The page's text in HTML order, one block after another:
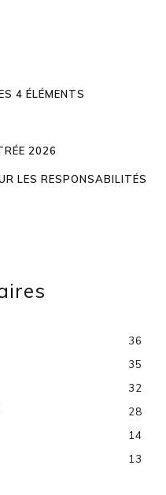
4 ÉLÉMENTS
2026
LES RESPONSABILITÉS
36
35
32
28
14
13